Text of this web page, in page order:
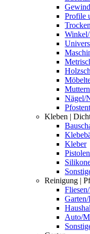
Profile
Nägel/
Kleben |
Kleber
Reinigung |
Auto/